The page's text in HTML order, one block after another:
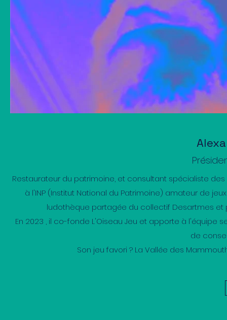
Restaurateur du patrimoine, et consultant spécialiste
à l'INP (Institut National du Patrimoine) amateur de
ludothèque partagée du collectif Desartmes
En 2023 , il co-fonde L'Oiseau Jeu et apporte à
de
Son jeu favori ? La Vallée des